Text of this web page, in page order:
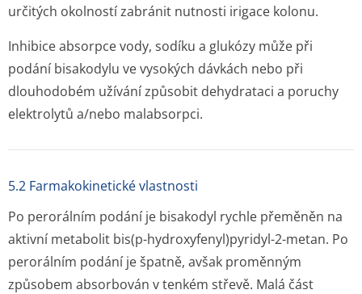
určitých okolností zabránit nutnosti irigace kolonu.
Inhibice absorpce vody, sodíku a glukózy může při
podání bisakodylu ve vysokých dávkách nebo při
dlouhodobém užívání způsobit dehydrataci a poruchy
elektrolytů a/nebo malabsorpci.
5.2 Farmakokinetické vlastnosti
Po perorálním podání je bisakodyl rychle přeměněn na
aktivní metabolit bis(p-hydroxyfenyl)py­ridyl-2-metan. Po
perorálním podání je špatně, avšak proměnným
způsobem absorbován v tenkém střevě. Malá část